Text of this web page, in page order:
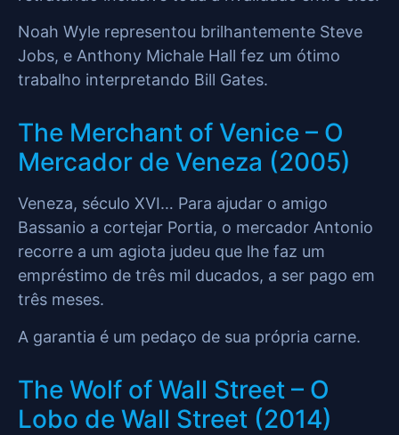
Noah Wyle representou brilhantemente Steve
Jobs, e Anthony Michale Hall fez um ótimo
trabalho interpretando Bill Gates.
The Merchant of Venice – O
Mercador de Veneza (2005)
Veneza, século XVI… Para ajudar o amigo
Bassanio a cortejar Portia, o mercador Antonio
recorre a um agiota judeu que lhe faz um
empréstimo de três mil ducados, a ser pago em
três meses.
A garantia é um pedaço de sua própria carne.
The Wolf of Wall Street – O
Lobo de Wall Street (2014)